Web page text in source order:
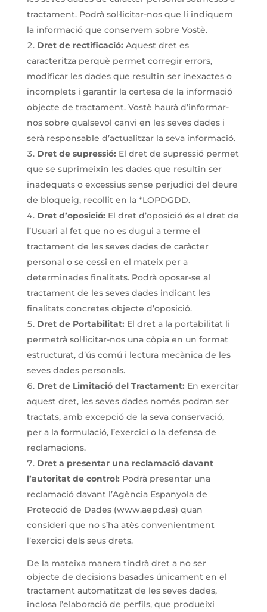
tractament. Podrà sol·licitar-nos que li indiquem
la informació que conservem sobre Vostè.
Dret de rectificació: Aquest dret es
caracteritza perquè permet corregir errors,
modificar les dades que resultin ser inexactes o
incomplets i garantir la certesa de la informació
objecte de tractament. Vostè haurà d’informar-
nos sobre qualsevol canvi en les seves dades i
serà responsable d’actualitzar la seva informació.
Dret de supressió: El dret de supressió permet
que se suprimeixin les dades que resultin ser
inadequats o excessius sense perjudici del deure
de bloqueig, recollit en la *LOPDGDD.
Dret d’oposició: El dret d’oposició és el dret de
l’Usuari al fet que no es dugui a terme el
tractament de les seves dades de caràcter
personal o se cessi en el mateix per a
determinades finalitats. Podrà oposar-se al
tractament de les seves dades indicant les
finalitats concretes objecte d’oposició.
Dret de Portabilitat: El dret a la portabilitat li
permetrà sol·licitar-nos una còpia en un format
estructurat, d’ús comú i lectura mecànica de les
seves dades personals.
Dret de Limitació del Tractament: En exercitar
aquest dret, les seves dades només podran ser
tractats, amb excepció de la seva conservació,
per a la formulació, l’exercici o la defensa de
reclamacions.
Dret a presentar una reclamació davant
l’autoritat de control: Podrà presentar una
reclamació davant l’Agència Espanyola de
Protecció de Dades (www.aepd.es) quan
consideri que no s’ha atès convenientment
l’exercici dels seus drets.
De la mateixa manera tindrà dret a no ser
objecte de decisions basades únicament en el
tractament automatitzat de les seves dades,
inclosa l’elaboració de perfils, que produeixi